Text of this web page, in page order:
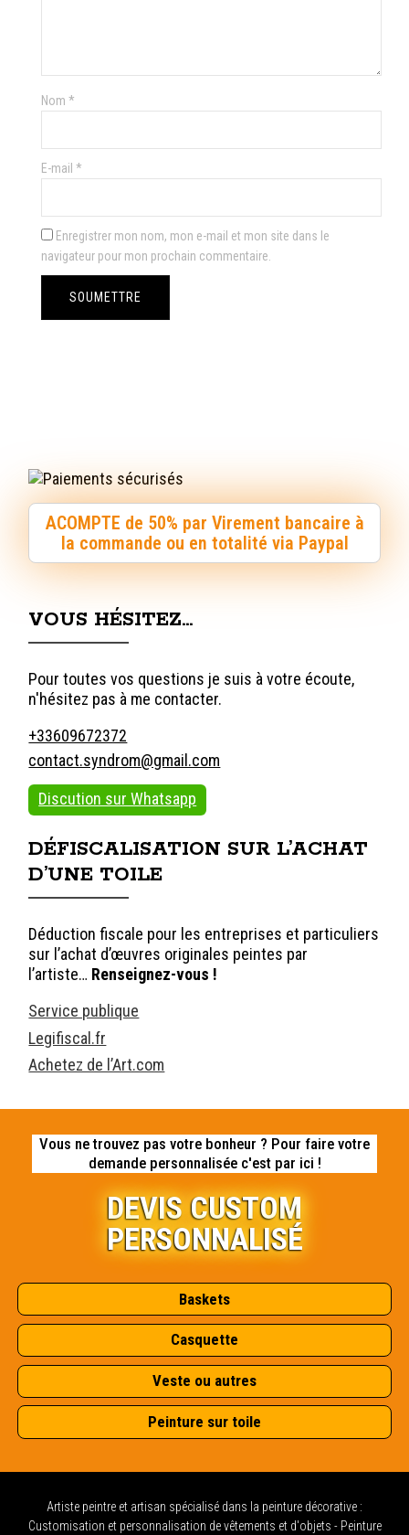
Nom *
E-mail *
Enregistrer mon nom, mon e-mail et mon site dans le
navigateur pour mon prochain commentaire.
ACOMPTE de 50% par Virement bancaire à
la commande ou en totalité via Paypal
VOUS HÉSITEZ…
Pour toutes vos questions je suis à votre écoute,
n'hésitez pas à me contacter.
+33609672372
contact.syndrom@gmail.com
Discution sur Whatsapp
DÉFISCALISATION SUR L’ACHAT
D’UNE TOILE
Déduction fiscale pour les entreprises et particuliers
sur l’achat d’œuvres originales peintes par
l’artiste… Renseignez-vous !
Service publique
Legifiscal.fr
Achetez de l’Art.com
Vous ne trouvez pas votre bonheur ? Pour faire votre
demande personnalisée c'est par ici !
DEVIS CUSTOM
PERSONNALISÉ
Baskets
Casquette
Veste ou autres
Peinture sur toile
Artiste peintre et artisan spécialisé dans la peinture décorative :
Customisation et personnalisation de vêtements et d'objets - Peinture